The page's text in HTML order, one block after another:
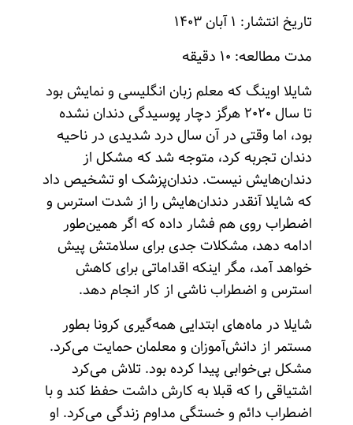
تاریخ انتشار: ۱ آبان ۱۴۰۳
مدت مطالعه: ۱۰ دقیقه
شایلا اوینگ که معلم زبان انگلیسی و نمایش بود
تا سال ۲۰۲۰ هرگز دچار پوسیدگی دندان نشده
بود، اما وقتی در آن سال درد شدیدی در ناحیه
دندان تجربه کرد، متوجه شد که مشکل از
دندان‌هایش نیست. دندان‌پزشک او تشخیص داد
که شایلا آنقدر دندان‌هایش را از شدت استرس و
اضطراب روی هم فشار داده که اگر همین‌طور
ادامه دهد، مشکلات جدی برای سلامتش پیش
خواهد آمد، مگر اینکه اقداماتی برای کاهش
استرس و اضطراب ناشی از کار انجام دهد.
شایلا در ماه‌های ابتدایی همه‌گیری کرونا بطور
مستمر از دانش‌آموزان و معلمان حمایت می‌کرد.
مشکل بی‌خوابی پیدا کرده بود. تلاش می‌کرد
اشتیاقی را که قبلا به کارش داشت حفظ کند و با
اضطراب دائم و خستگی مداوم زندگی می‌کرد. او